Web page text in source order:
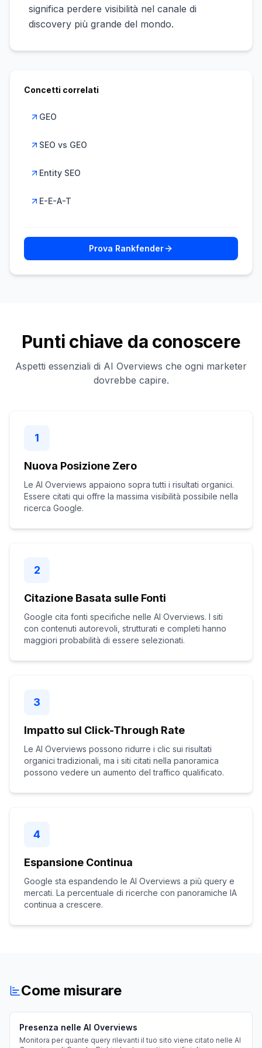
significa perdere visibilità nel canale di
discovery più grande del mondo.
Concetti correlati
GEO
SEO vs GEO
Entity SEO
E-E-A-T
Prova Rankfender
Punti chiave da conoscere
Aspetti essenziali di AI Overviews che ogni marketer
dovrebbe capire.
1
Nuova Posizione Zero
Le AI Overviews appaiono sopra tutti i risultati organici.
Essere citati qui offre la massima visibilità possibile nella
ricerca Google.
2
Citazione Basata sulle Fonti
Google cita fonti specifiche nelle AI Overviews. I siti
con contenuti autorevoli, strutturati e completi hanno
maggiori probabilità di essere selezionati.
3
Impatto sul Click-Through Rate
Le AI Overviews possono ridurre i clic sui risultati
organici tradizionali, ma i siti citati nella panoramica
possono vedere un aumento del traffico qualificato.
4
Espansione Continua
Google sta espandendo le AI Overviews a più query e
mercati. La percentuale di ricerche con panoramiche IA
continua a crescere.
Come misurare
Presenza nelle AI Overviews
Monitora per quante query rilevanti il tuo sito viene citato nelle AI